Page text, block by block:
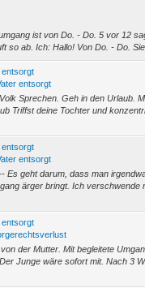
ist von Do. - Do. 5 vor 12
so ab. Ich: Hallo! Von Do. - Do.
entsorgt
entsorgt
Sprechen. Geh in den Urlaub.
Triffst deine Tochter und
entsorgt
entsorgt
Es geht darum, dass man
ärger bringt. Ich verschwende
entsorgt
der Mutter. Mit begleitete
Junge wäre sofort mit. Nach 3